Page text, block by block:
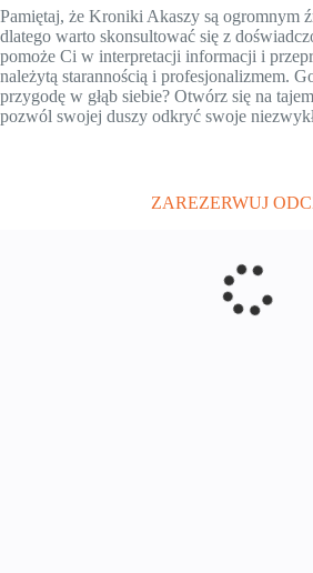
Pamiętaj, że Kroniki Akaszy są ogromnym
dlatego warto skonsultować się z
pomoże Ci w interpretacji informacji i
należytą starannością i profesjonalizmem.
przygodę w głąb siebie? Otwórz się na
pozwól swojej duszy odkryć swoje
ZAREZERWUJ